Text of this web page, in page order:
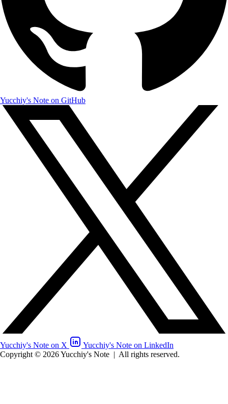
Yucchiy's Note on GitHub
Yucchiy's Note on X
Yucchiy's Note on LinkedIn
Copyright © 2026 Yucchiy's Note | All rights reserved.